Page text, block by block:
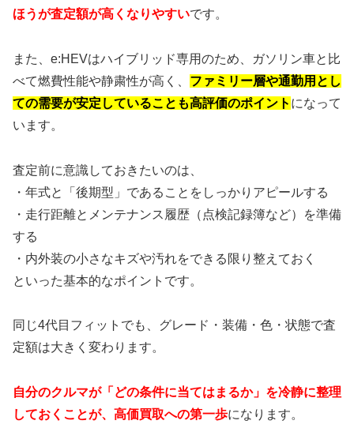
ほうが査定額が高くなりやすいです。
また、e:HEVはハイブリッド専用のため、ガソリン車と比
べて燃費性能や静粛性が高く、 ファミリー層や通勤用とし
ての需要が安定していることも高評価のポイント になって
います。
査定前に意識しておきたいのは、
・年式と「後期型」であることをしっかりアピールする
・走行距離とメンテナンス履歴（点検記録簿など）を準備
する
・内外装の小さなキズや汚れをできる限り整えておく
といった基本的なポイントです。
同じ4代目フィットでも、グレード・装備・色・状態で査
定額は大きく変わります。
自分のクルマが「どの条件に当てはまるか」を冷静に整理
しておくことが、高価買取への第一歩になります。